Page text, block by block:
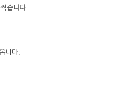
습니다.
니다.